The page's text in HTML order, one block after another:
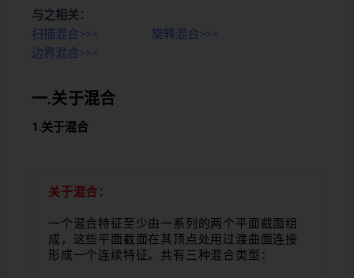
与之相关：
扫描混合>>>
旋转混合>>>
边界混合>>>
一.关于混合
1.关于混合
关于混合：
一个混合特征至少由一系列的两个平面截面组
成，这些平面截面在其顶点处用过渡曲面连接
形成一个连续特征。共有三种混合类型：